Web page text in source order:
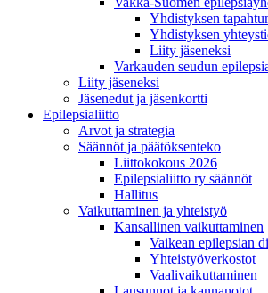
Yhdistyksen
Yhdistyksen
Liity jäseneksi
Varkauden seudun
Liity jäseneksi
Jäsenedut ja jäsenkortti
Epilepsialiitto
Arvot ja strategia
Säännöt ja päätöksenteko
Liittokokous 2026
Epilepsialiitto ry säännöt
Hallitus
Vaikuttaminen ja yhteistyö
Kansallinen vaikuttaminen
Vaikean epilepsian
Yhteistyöverkostot
Vaalivaikuttaminen